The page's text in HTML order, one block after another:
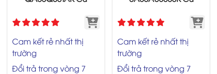
Cam kết rẻ nhất thị
trường
Đổi trả trong vòng 7
Cam kết rẻ nhất thị
trường
Đổi trả trong vòng 7